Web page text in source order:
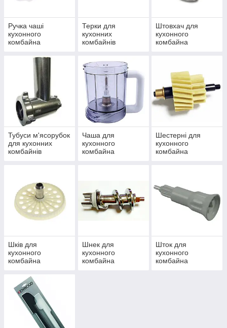
Ручка чаші
кухонного
комбайна
Терки для
кухонних
комбайнів
Штовхач для
кухонного
комбайна
Тубуси м'ясорубок
для кухонних
комбайнів
Чаша для
кухонного
комбайна
Шестерні для
кухонного
комбайна
Шків для
кухонного
комбайна
Шнек для
кухонного
комбайна
Шток для
кухонного
комбайна